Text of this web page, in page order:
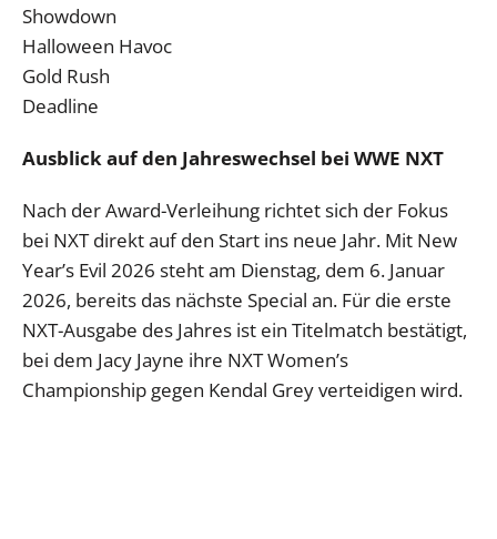
Showdown
Halloween Havoc
Gold Rush
Deadline
Ausblick auf den Jahreswechsel bei WWE NXT
Nach der Award-Verleihung richtet sich der Fokus
bei NXT direkt auf den Start ins neue Jahr. Mit New
Year’s Evil 2026 steht am Dienstag, dem 6. Januar
2026, bereits das nächste Special an. Für die erste
NXT-Ausgabe des Jahres ist ein Titelmatch bestätigt,
bei dem Jacy Jayne ihre NXT Women’s
Championship gegen Kendal Grey verteidigen wird.